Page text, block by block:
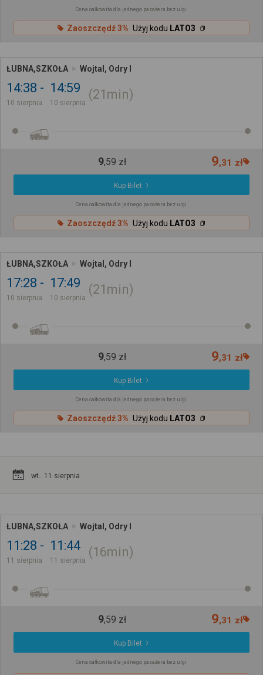
Cena całkowita dla jednego pasażera bez ulgi
Zaoszczędź 3% Użyj kodu LATO3
ŁUBNA,SZKOŁA Wojtal, Odry I
14:38
10 sierpnia
14:59
10 sierpnia
21min
9,59 zł 9,31 zł
Kup Bilet
Cena całkowita dla jednego pasażera bez ulgi
Zaoszczędź 3% Użyj kodu LATO3
ŁUBNA,SZKOŁA Wojtal, Odry I
17:28
10 sierpnia
17:49
10 sierpnia
21min
9,59 zł 9,31 zł
Kup Bilet
Cena całkowita dla jednego pasażera bez ulgi
Zaoszczędź 3% Użyj kodu LATO3
wt.. 11 sierpnia
ŁUBNA,SZKOŁA Wojtal, Odry I
11:28
11 sierpnia
11:44
11 sierpnia
16min
9,59 zł 9,31 zł
Kup Bilet
Cena całkowita dla jednego pasażera bez ulgi